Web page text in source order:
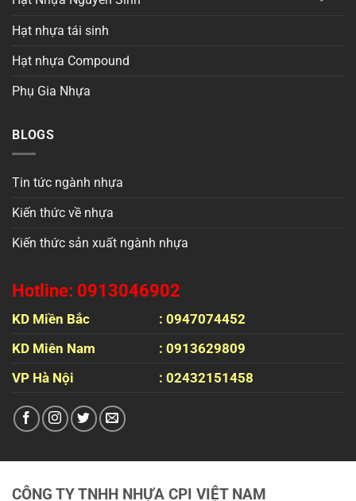
Hạt nhựa tái sinh
Hạt nhựa Compound
Phụ Gia Nhựa
BLOGS
Tin tức ngành nhựa
Kiến thức về nhựa
Kiến thức sản xuất ngành nhựa
Hotline: 0913046902
KD Miền Bắc
: 0947074452
KD Miên Nam
: 0913629809
VP Hà Nội
: 02432151458
CÔNG TY TNHH NHỰA CPI VIỆT NAM